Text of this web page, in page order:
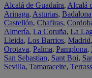
Alcalá de Guadaíra, Alcalá
Arinaga, Asturias, Badalona
Castellón, Chafiras,
Almería, La Coruña, La
Lleida, Los Barrios, Madrid,
Orotava, Palma, Pamplona,
San Sebastian, Sant Boi,
Sevilla, Tamaraceite,